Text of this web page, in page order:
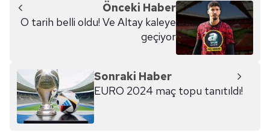
Önceki Haber
O tarih belli oldu! Ve Altay kaleye
geçiyor
Sonraki Haber
EURO 2024 maç topu tanıtıldı!